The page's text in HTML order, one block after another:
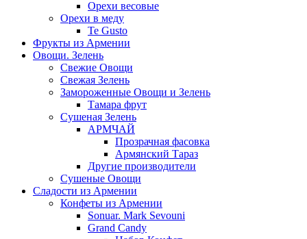
Орехи весовые
Орехи в меду
Te Gusto
Фрукты из Армении
Овощи. Зелень
Свежие Овощи
Свежая Зелень
Замороженные Овощи и Зелень
Тамара фрут
Сушеная Зелень
АРМЧАЙ
Прозрачная фасовка
Армянский Тараз
Другие производители
Сушеные Овощи
Сладости из Армении
Конфеты из Армении
Sonuar. Mark Sevouni
Grand Candy